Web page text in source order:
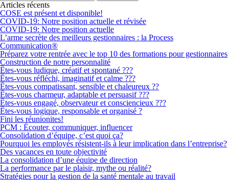
Articles récents
COSE est présent et disponible!
COVID-19: Notre position actuelle et révisée
COVID-19: Notre position actuelle
L’arme secrète des meilleurs gestionnaires : la Process
Communication®
Préparez votre rentrée avec le top 10 des formations pour gestionnaires
Construction de notre personnalité
Êtes-vous ludique, créatif et spontané ???
Êtes-vous réfléchi, imaginatif et calme ???
Êtes-vous compatissant, sensible et chaleureux ??
Êtes-vous charmeur, adaptable et persuasif ???
Êtes-vous engagé, observateur et consciencieux ???
Êtes-vous logique, responsable et organisé ?
Fini les réunionites!
PCM : Écouter, communiquer, influencer
Consolidation d’équipe, c’est quoi ça?
Pourquoi les employés résistent-ils à leur implication dans l’entreprise?
Des vacances en toute objectivité
La consolidation d’une équipe de direction
La performance par le plaisir, mythe ou réalité?
Stratégies pour la gestion de la santé mentale au travail